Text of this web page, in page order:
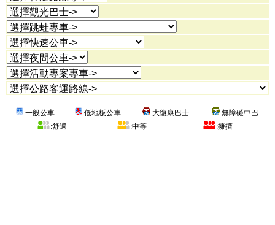
:一般公車 :低地板公車 :大復康巴士
:無障礙中巴
:舒適
:中等 :擁擠